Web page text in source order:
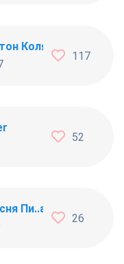
Коляна
117
52
Пи..абола
26